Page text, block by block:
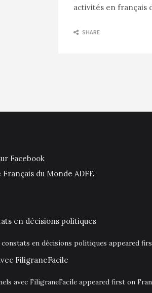
activités en français
SHARE
Facebook
du Monde ADFE
en décisions politiques
en décisions politiques appeared
FiligraneFacile
avec FiligraneFacile appeared first on